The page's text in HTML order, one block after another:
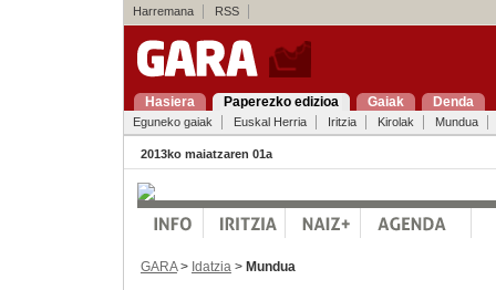
Harremana RSS
Hasiera Paperezko edizioa Gaiak Denda
Eguneko gaiak Euskal Herria Iritzia Kirolak Mundua
2013ko maiatzaren 01a
GARA> Idatzia > Mundua